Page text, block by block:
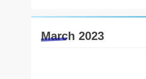
March 2023